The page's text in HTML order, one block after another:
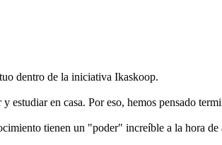
dentro de la iniciativa Ikaskoop.
en casa. Por eso, hemos pensado
tienen un "poder" increíble a la hora de